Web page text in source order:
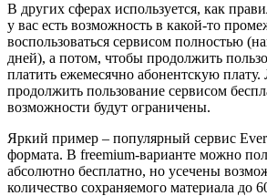
В других сферах используется, как
у вас есть возможность в какой-то
воспользоваться сервисом полностью
дней), а потом, чтобы продолжить
платить ежемесячно абонентскую
продолжить пользование сервисом
возможности будут ограничены.
Яркий пример – популярный сервис
формата. В freemium-варианте можно
абсолютно бесплатно, но усечены
количество сохраняемого материала до